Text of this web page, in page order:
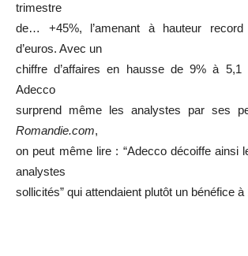
trimestre
de… +45%, l’amenant à hauteur
d’euros. Avec un
chiffre d’affaires en hausse de 9% à 5,1
Adecco
surprend même les analystes par ses
Romandie.com,
on peut même lire : “Adecco décoiffe ainsi
analystes
sollicités” qui attendaient plutôt un bénéfice à